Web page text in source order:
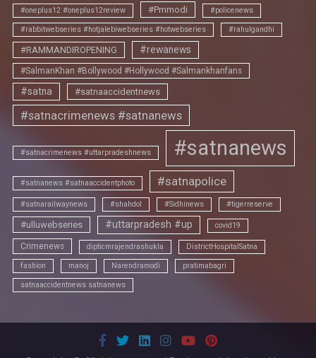
#oneplus12 #oneplus12review #Pmmodi #policenews
#rabbitwebseries #hotjalebiwebseries #hotwebseries #rahulgandhi
#RAMMANDIROPENING #rewanews
#SalmanKhan #Bollywood #Hollywood #Salmankhanfans
#satna #satnaaccidentnews
#satnacrimenews #satnanews
#satnacrimenews #uttarpradeshnews #satnanews
#satnanews #satnaaccidentphoto #satnapolice
#satnarailwaynews #shahdol #Sidhinews #tigerreserve
#ulluwebseries #uttarpradesh #up covid19
Crimenews dipticmrajendrashukla DistrictHospitalSatna
fashion manoj Narendramodi pratimabagri
satnaaccidentnews satnanews